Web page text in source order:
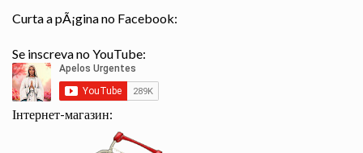
Curta a pÃ¡gina no Facebook:
Se inscreva no YouTube:
Інтернет-магазин: